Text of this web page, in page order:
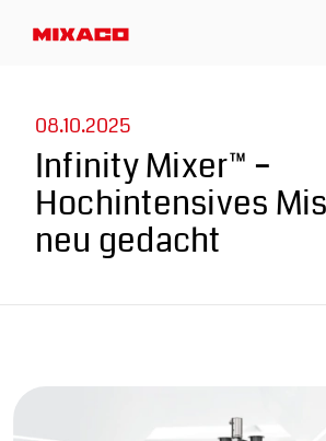
Industriemischer
Mischer anfragen
Mischer im Einsatz
Service
08.10.2025
Infinity Mixer™ –
Hochintensives
neu gedacht